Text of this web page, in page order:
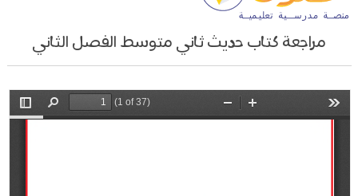
مراجعة كتاب حديث ثاني متوسط الفصل الثاني